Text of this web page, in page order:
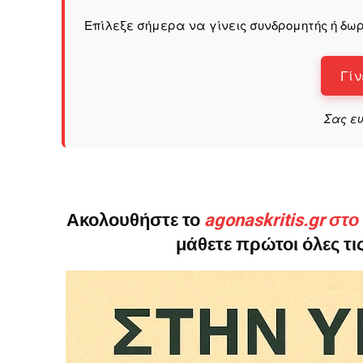
Δεν μπορούν όλοι να
Αν βρίσκεσαι σε
Η στήριξή σου
Κοστίζει
Επίλεξε σήμερα να
Επίλεξε σήμερα να γίνεις συνδρομητής ή
Σας
Ακολουθήστε το agonaskritis.gr στο
μάθετε πρώτοι όλες